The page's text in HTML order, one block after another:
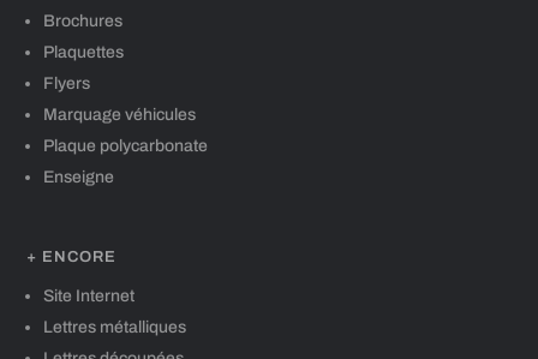
Brochures
Plaquettes
Flyers
Marquage véhicules
Plaque polycarbonate
Enseigne
+ ENCORE
Site Internet
Lettres métalliques